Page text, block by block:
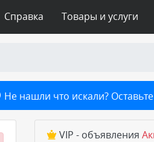
Товары и услуги
Справка
Не нашли что искали? Оставьте
VIP - объявления